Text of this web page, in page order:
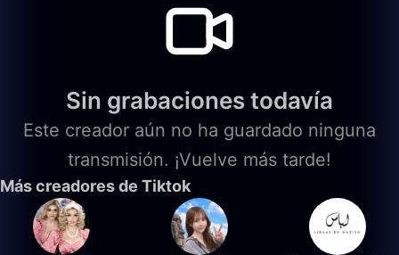
Sin grabaciones todavía
Este creador aún no ha guardado ninguna
transmisión. ¡Vuelve más tarde!
Más creadores de Tiktok